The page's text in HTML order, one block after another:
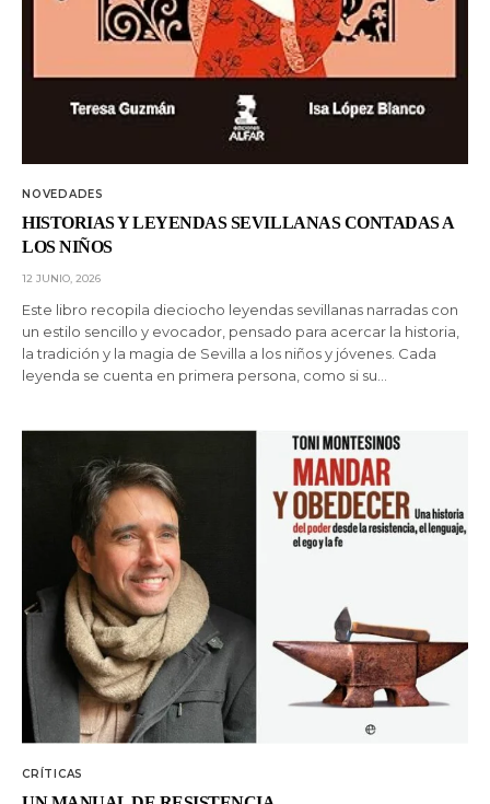
NOVEDADES
HISTORIAS Y LEYENDAS SEVILLANAS CONTADAS A
LOS NIÑOS
12 JUNIO, 2026
Este libro recopila dieciocho leyendas sevillanas narradas con
un estilo sencillo y evocador, pensado para acercar la historia,
la tradición y la magia de Sevilla a los niños y jóvenes. Cada
leyenda se cuenta en primera persona, como si su…
CRÍTICAS